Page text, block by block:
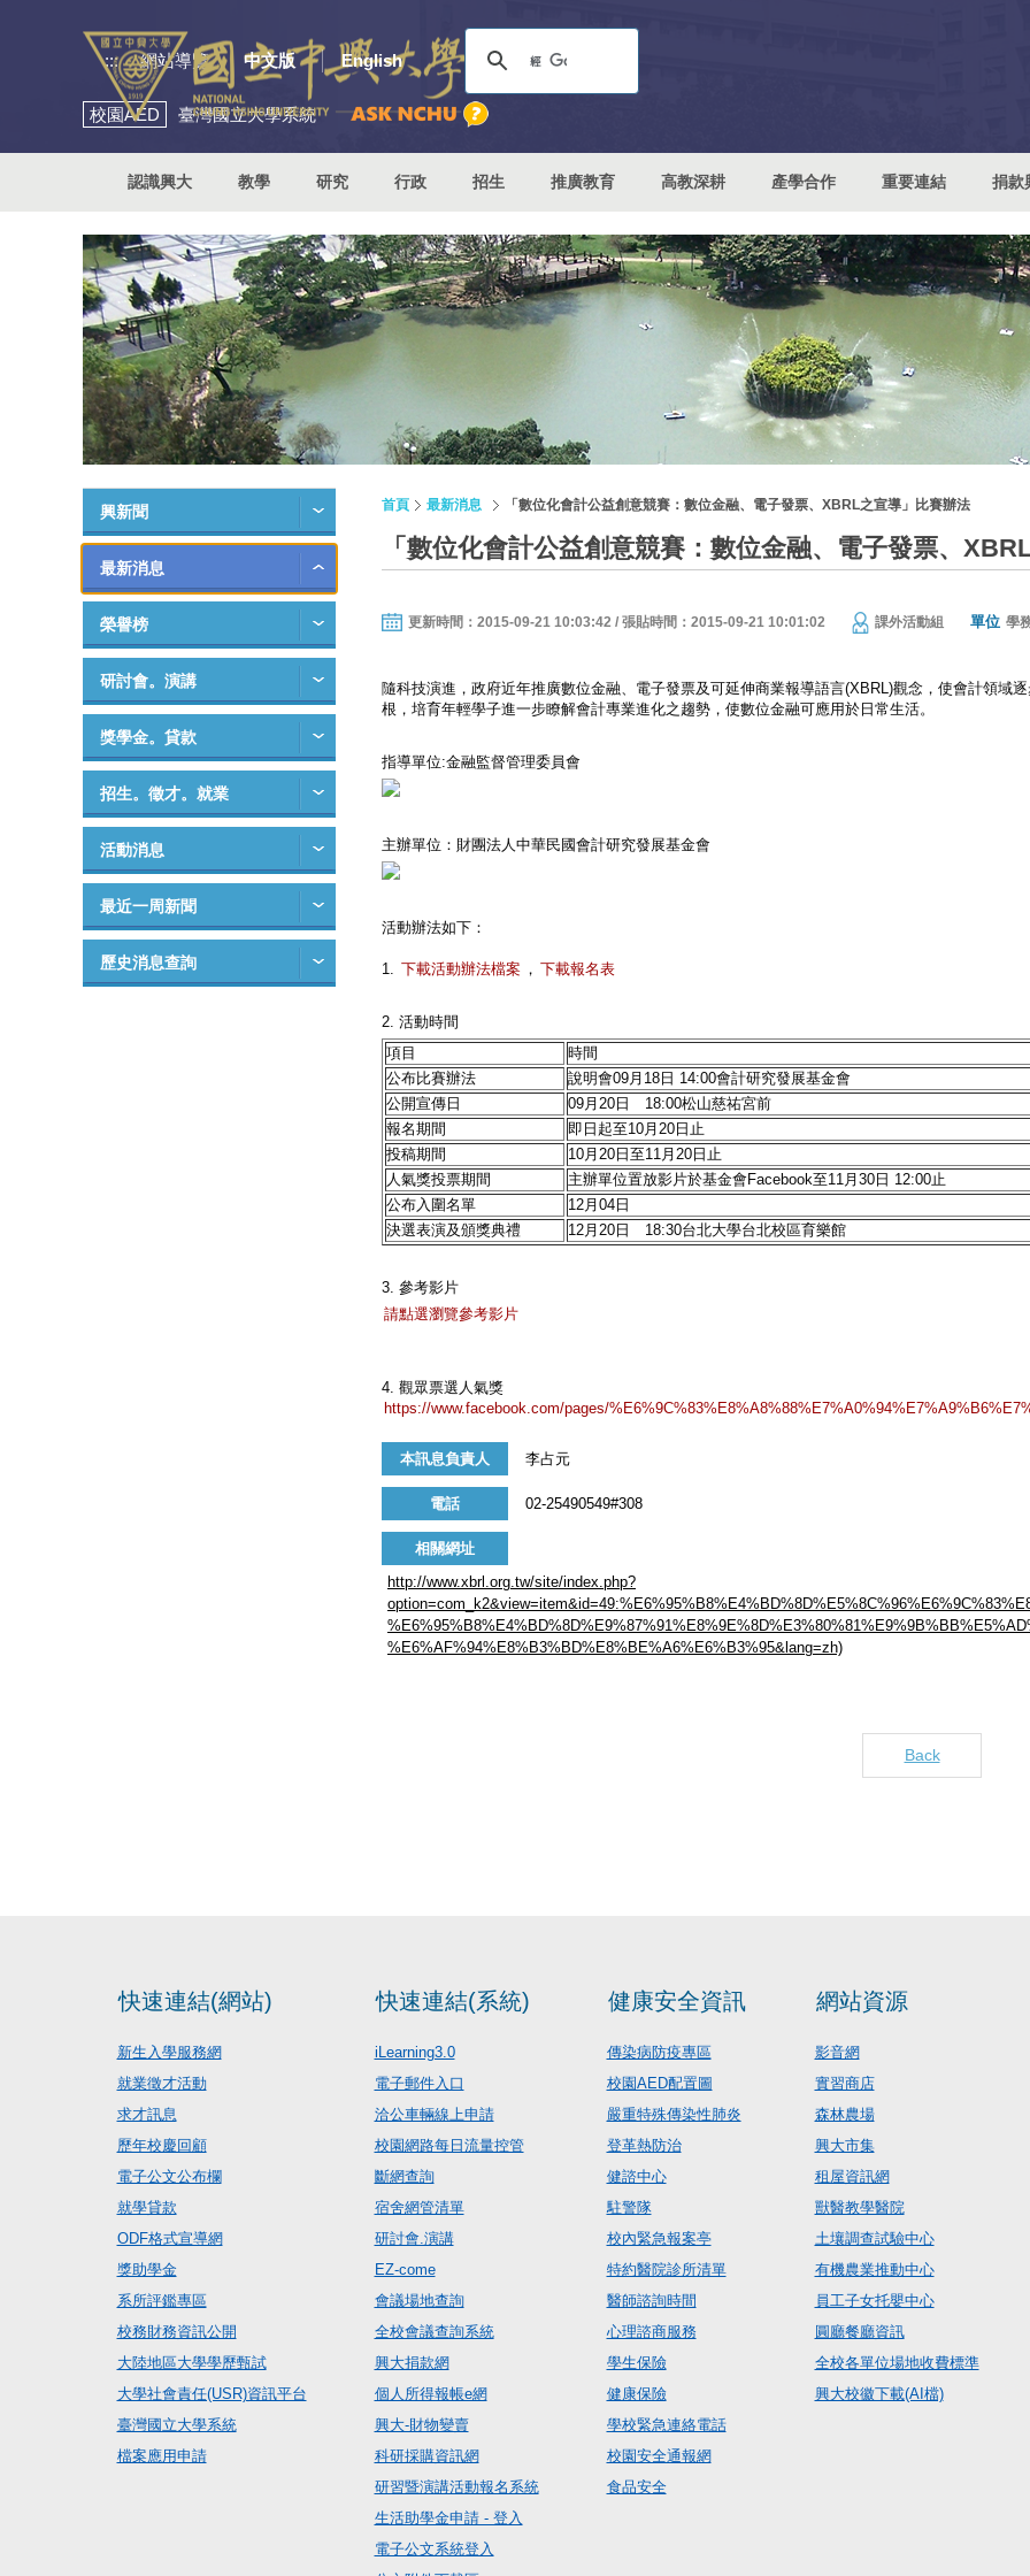
::: 網站導覽 中文版 English
校園AED 臺灣國立大學系統
認識興大 教學 研究 行政 招生 推廣教育 高教深耕 產學合作 重要連結 捐款
興新聞
最新消息
榮譽榜
研討會。演講
獎學金。貸款
招生。徵才。就業
活動消息
最近一周新聞
歷史消息查詢
首頁 最新消息 「數位化會計公益創意競賽：數位金融、電子發票、XBRL之宣導」比賽辦法
「數位化會計公益創意競賽：數位金融、電子發票、
更新時間：2015-09-21 10:03:42 / 張貼時間：2015-09-21 10:01:02 課外活動組 單位 學
隨科技演進，政府近年推廣數位金融、電子發票及可延伸商業報導語言(XBRL)觀念，使會計領域
根，培育年輕學子進一步瞭解會計專業進化之趨勢，使數位金融可應用於日常生活。
指導單位:金融監督管理委員會
主辦單位：財團法人中華民國會計研究發展基金會
活動辦法如下：
1. 下載活動辦法檔案 ， 下載報名表
2. 活動時間
項目
時間
公布比賽辦法
說明會09月18日 14:00會計研究發展基金會
公開宣傳日
09月20日 18:00松山慈祐宮前
報名期間
即日起至10月20日止
投稿期間
10月20日至11月20日止
人氣獎投票期間
主辦單位置放影片於基金會Facebook至11月30日 12:00止
公布入圍名單
12月04日
決選表演及頒獎典禮
12月20日 18:30台北大學台北校區育樂館
3. 參考影片
請點選瀏覽參考影片
4. 觀眾票選人氣獎
https://www.facebook.com/pages/
本訊息負責人 李占元
電話 02-25490549#308
相關網址
http://www.xbrl.org.tw/site/index.php?
%E6%AF%94%E8%B3%BD%E8%BE%A6%E6%B3%95&lang=zh)
Back
快速連結(網站)
新生入學服務網
就業徵才活動
求才訊息
歷年校慶回顧
電子公文公布欄
就學貸款
ODF格式宣導網
獎助學金
系所評鑑專區
校務財務資訊公開
大陸地區大學學歷甄試
大學社會責任(USR)資訊平台
臺灣國立大學系統
檔案應用申請
快速連結(系統)
iLearning3.0
電子郵件入口
洽公車輛線上申請
校園網路每日流量控管
斷網查詢
宿舍網管清單
研討會.演講
EZ-come
會議場地查詢
全校會議查詢系統
興大捐款網
個人所得報帳e網
興大-財物變賣
科研採購資訊網
研習暨演講活動報名系統
生活助學金申請 - 登入
電子公文系統登入
健康安全資訊
傳染病防疫專區
校園AED配置圖
嚴重特殊傳染性肺炎
登革熱防治
健諮中心
駐警隊
校內緊急報案亭
特約醫院診所清單
醫師諮詢時間
心理諮商服務
學生保險
健康保險
學校緊急連絡電話
校園安全通報網
食品安全
網站資源
影音網
實習商店
森林農場
興大市集
租屋資訊網
獸醫教學醫院
土壤調查試驗中心
有機農業推動中心
員工子女托嬰中心
圓廳餐廳資訊
全校各單位場地收費標準
興大校徽下載(AI檔)